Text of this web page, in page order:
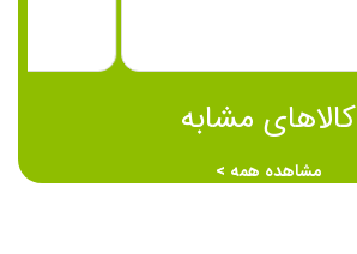
کالاهای مشابه
مشاهده همه >